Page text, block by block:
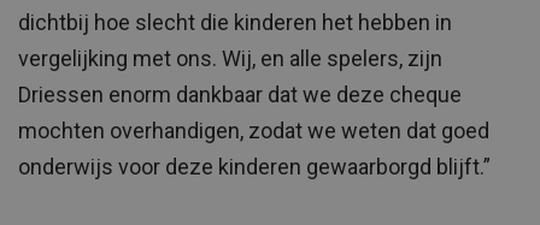
dichtbij hoe slecht die kinderen het hebben in
vergelijking met ons. Wij, en alle spelers, zijn
Driessen enorm dankbaar dat we deze cheque
mochten overhandigen, zodat we weten dat goed
onderwijs voor deze kinderen gewaarborgd blijft.”